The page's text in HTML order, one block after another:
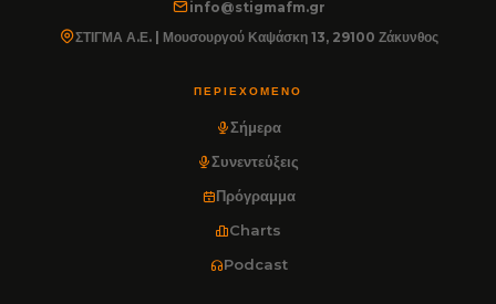
info@stigmafm.gr
ΣΤΙΓΜΑ Α.Ε. | Μουσουργού Καψάσκη 13, 29100 Ζάκυνθος
ΠΕΡΙΕΧΌΜΕΝΟ
Σήμερα
Συνεντεύξεις
Πρόγραμμα
Charts
Podcast